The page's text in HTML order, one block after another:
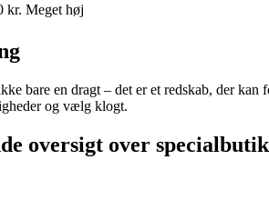
kr. Meget høj
bare en dragt – det er et redskab, der
og vælg klogt.
oversigt over